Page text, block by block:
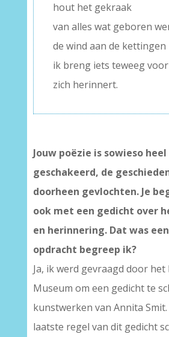
hout het gekraak
van alles wat geboren
de wind aan de kettingen
ik breng iets teweeg
zich herinnert.
Jouw poëzie is sowieso
geschakeerd, de
doorheen gevlochten. Je
ook met een gedicht over
en herinnering. Dat was
opdracht begreep ik?
Ja, ik werd gevraagd door het
Museum om een gedicht te
kunstwerken van Annita
laatste regel van dit gedicht